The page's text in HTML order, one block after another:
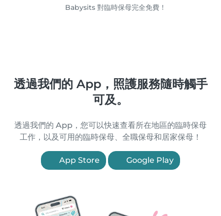
Babysits 對臨時保母完全免費！
透過我們的 App，照護服務隨時觸手
可及。
透過我們的 App，您可以快速查看所在地區的臨時保母
工作，以及可用的臨時保母、全職保母和居家保母！
App Store Google Play